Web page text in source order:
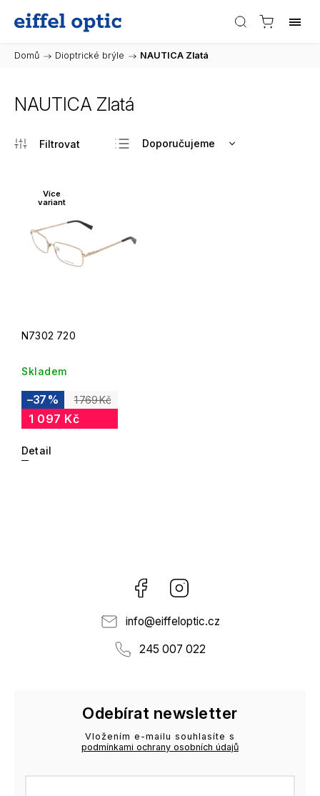
Domů / Dioptrické brýle / NAUTICA Zlatá
NAUTICA Zlatá
Doporučujeme
Více
variant
N7302 720
Skladem
1 769 Kč
–37 %
1 097 Kč
Detail
Facebook
info@eiffeloptic.cz
245 007 022
Odebírat newsletter
Vložením e-mailu souhlasíte s
podmínkami ochrany osobních údajů